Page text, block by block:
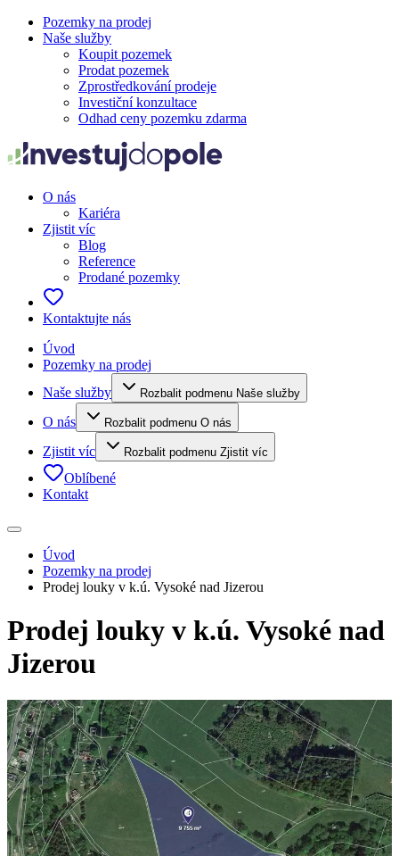
Pozemky na prodej
Naše služby
Koupit pozemek
Prodat pozemek
Zprostředkování prodeje
Investiční konzultace
Odhad ceny pozemku zdarma
O nás
Kariéra
Zjistit víc
Blog
Reference
Prodané pozemky
Kontaktujte nás
Úvod
Pozemky na prodej
Naše služby
Rozbalit podmenu Naše služby
O nás Rozbalit podmenu O nás
Zjistit víc Rozbalit podmenu Zjistit víc
Oblíbené
Kontakt
Úvod
Pozemky na prodej
Prodej louky v k.ú. Vysoké nad Jizerou
Prodej louky v k.ú. Vysoké nad
Jizerou